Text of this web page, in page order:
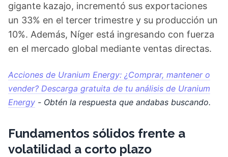
gigante kazajo, incrementó sus exportaciones
un 33% en el tercer trimestre y su producción un
10%. Además, Níger está ingresando con fuerza
en el mercado global mediante ventas directas.
Acciones de Uranium Energy: ¿Comprar, mantener o
vender? Descarga gratuita de tu análisis de Uranium
Energy - Obtén la respuesta que andabas buscando.
Fundamentos sólidos frente a
volatilidad a corto plazo